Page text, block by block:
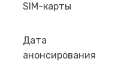
SIM-карты
Дата
анонсирования